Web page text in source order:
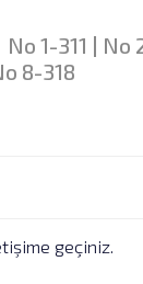
No 1-311 |
8-318
geçiniz.